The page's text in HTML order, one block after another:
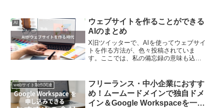
を使うことが難しい...
AI
ウェブサイトを作ることができる
AIのまとめ
X旧ツイッターで、AIを使ってウェブサイ
トを作る方法が、色々投稿されていま
す。ここでは、私の備忘録の意味も込め
FramerFramerは、AIが支援するウェブサ
イト制作サービス...
webサイト制作関連
フリーランス・中小企業におすす
め！ムームードメインで独自ドメ
イン＆Google Workspaceを一括